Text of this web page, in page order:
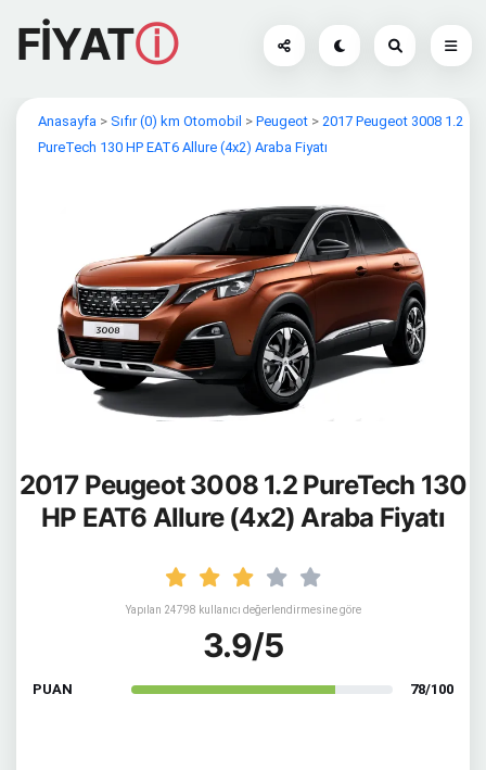
FİYATⓘ
Anasayfa > Sıfır (0) km Otomobil > Peugeot > 2017 Peugeot 3008 1.2
PureTech 130 HP EAT6 Allure (4x2) Araba Fiyatı
2017 Peugeot 3008 1.2 PureTech 130
HP EAT6 Allure (4x2) Araba Fiyatı
Yapılan 24798 kullanıcı değerlendirmesine göre
3.9/5
PUAN 78/100